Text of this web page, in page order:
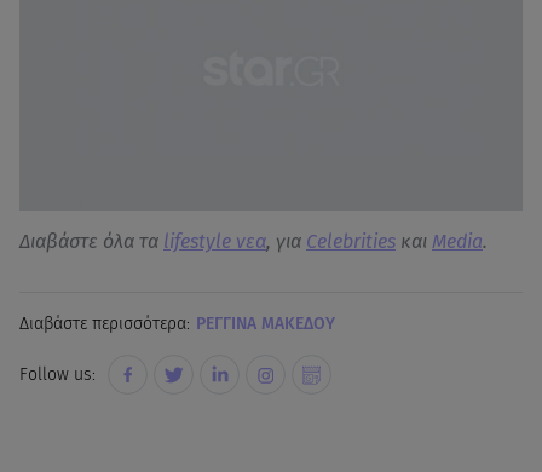
Διαβάστε όλα τα lifestyle νεα, για Celebrities και Media.
Διαβάστε περισσότερα: ΡΕΓΓΙΝΑ ΜΑΚΕΔΟΥ
Follow us: